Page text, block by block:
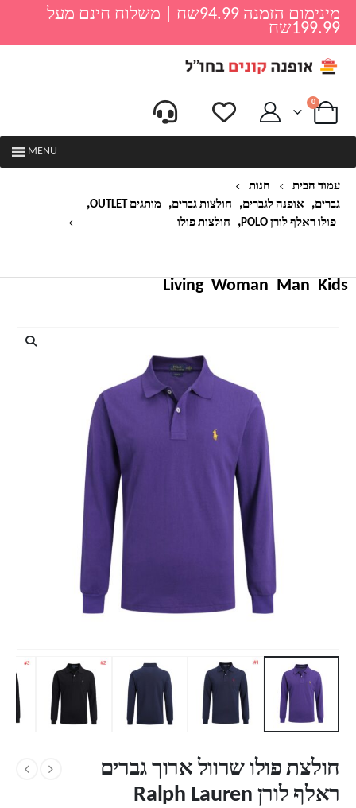
מינימום הזמנה 94.99שח | משלוח חינם מעל
199.99שח
0
MENU
עמוד הבית
חנות
גברים, אופנה לגברים, חולצות גברים, מותגים OUTLET ,
פולו ראלף לורן POLO , חולצות פולו
Kids
Man
Woman
Living
חולצת פולו שרוול ארוך גברים
ראלף לורן Ralph Lauren